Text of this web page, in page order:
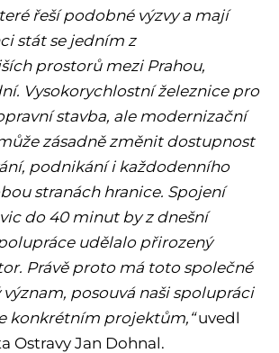
řeší podobné výzvy a mají
stát se jedním z
prostorů mezi Prahou,
Vysokorychlostní železnice pro
stavba, ale modernizační
zásadně změnit dostupnost
podnikání i každodenního
stranách hranice. Spojení
do 40 minut by z dnešní
udělalo přirozený
Právě proto má toto společné
význam, posouvá naši spolupráci
konkrétním projektům,“uvedl
Ostravy Jan Dohnal.